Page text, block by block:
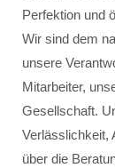
Perfektion und
Wir sind dem
unsere
Mitarbeiter,
Gesellschaft.
Verlässlichkeit,
über die